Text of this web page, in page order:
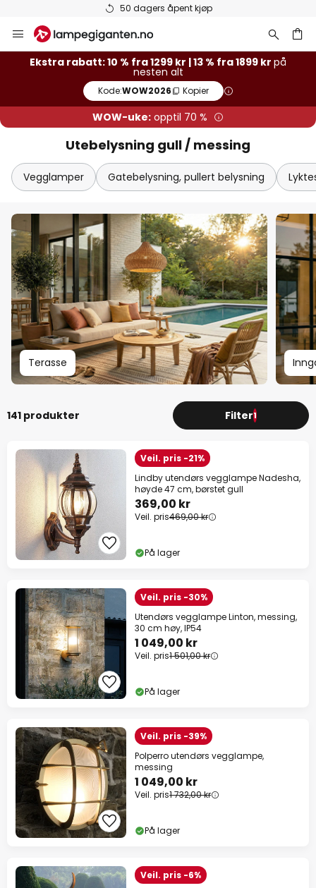
Varer på lager sendes raskt
Hopp
til
innhold
Ekstra rabatt: 10 % fra 1299 kr | 13 % fra 1899 kr på
nesten alt
Kode:WOW2026 Kopier
WOW-uke: opptil 70 %
Utebelysning gull / messing
Vegglamper Gatebelysning, pullert belysning
Terasse
141 produkter Filter1
Veil. pris -21%
Lindby utendørs vegglampe Nadesha,
høyde 47 cm, børstet gull
369,00 kr
Veil. pris469,00 kr
På lager
Veil. pris -30%
Utendørs vegglampe Linton, messing,
30 cm høy, IP54
1 049,00 kr
Veil. pris1 501,00 kr
På lager
Veil. pris -39%
Polperro utendørs vegglampe,
messing
1 049,00 kr
Veil. pris1 732,00 kr
På lager
Veil. pris -6%